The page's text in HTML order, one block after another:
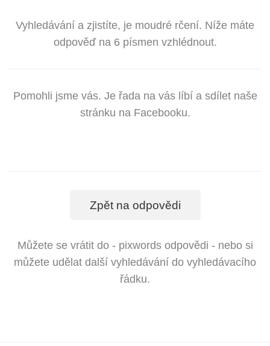
Vyhledávání a zjistíte, je moudré rčení. Níže máte
odpověď na 6 písmen vzhlédnout.
Pomohli jsme vás. Je řada na vás líbí a sdílet naše
stránku na Facebooku.
Zpět na odpovědi
Můžete se vrátit do - pixwords odpovědi - nebo si
můžete udělat další vyhledávání do vyhledávacího
řádku.